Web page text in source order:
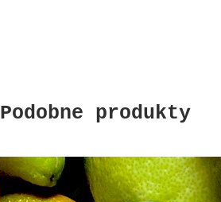
Podobne produkty